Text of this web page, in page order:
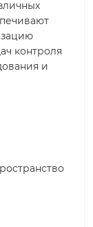
контроля
и